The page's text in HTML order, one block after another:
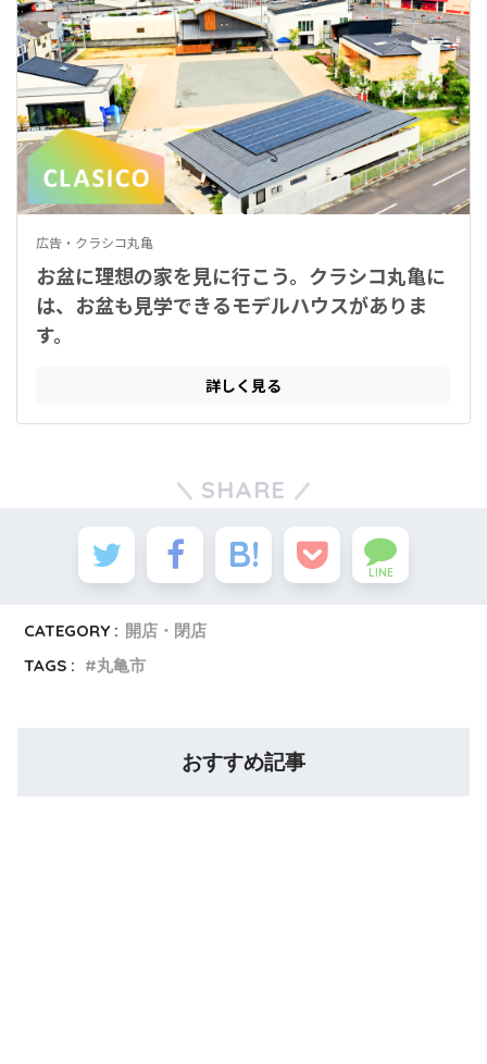
SHARE
LINE
CATEGORY : 開店・閉店
TAGS :
丸亀市
おすすめ記事